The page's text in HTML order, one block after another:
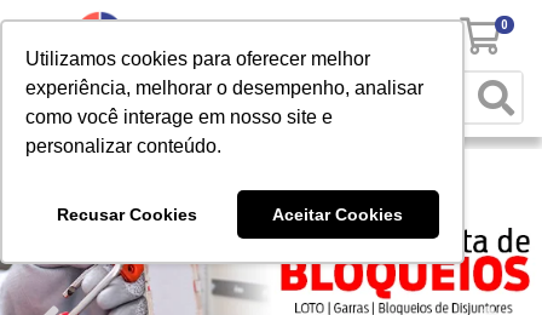
Utilizamos cookies para oferecer melhor
experiência, melhorar o desempenho, analisar
como você interage em nosso site e
personalizar conteúdo.
Recusar Cookies Aceitar Cookies
0